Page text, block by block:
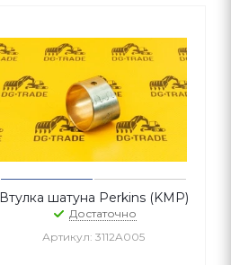
Втулка шатуна Perkins (KMP)
Достаточно
Артикул: 3112A005